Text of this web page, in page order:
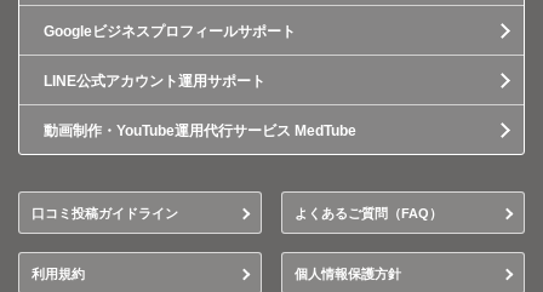
Googleビジネスプロフィールサポート
LINE公式アカウント運用サポート
動画制作・YouTube運用代行サービス MedTube
口コミ投稿ガイドライン よくあるご質問（FAQ）
利用規約 個人情報保護方針